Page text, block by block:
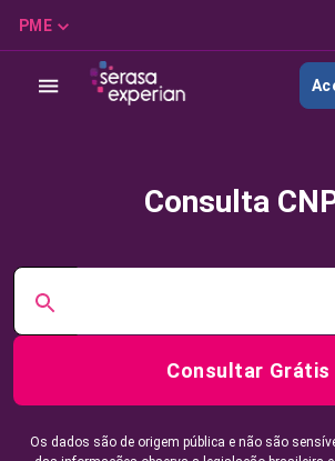
PME
Consulta
Consultar Grátis
Os dados são de origem pública e não são